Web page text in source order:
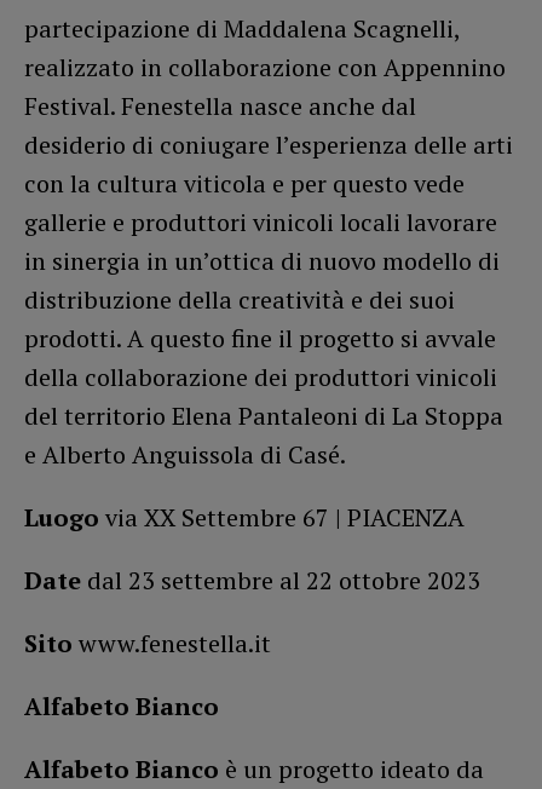
partecipazione di Maddalena Scagnelli,
realizzato in collaborazione con Appennino
Festival. Fenestella nasce anche dal
desiderio di coniugare l’esperienza delle arti
con la cultura viticola e per questo vede
gallerie e produttori vinicoli locali lavorare
in sinergia in un’ottica di nuovo modello di
distribuzione della creatività e dei suoi
prodotti. A questo fine il progetto si avvale
della collaborazione dei produttori vinicoli
del territorio Elena Pantaleoni di La Stoppa
e Alberto Anguissola di Casé.
Luogo via XX Settembre 67 | PIACENZA
Date dal 23 settembre al 22 ottobre 2023
Sito www.fenestella.it
Alfabeto Bianco
Alfabeto Bianco è un progetto ideato da